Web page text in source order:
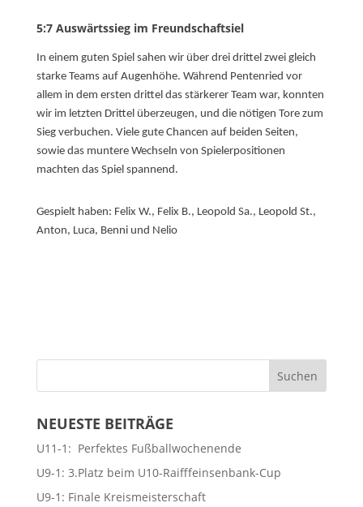
5:7 Auswärtssieg im Freundschaftsiel
In einem guten Spiel sahen wir über drei drittel zwei gleich
starke Teams auf Augenhöhe. Während Pentenried vor
allem in dem ersten drittel das stärkerer Team war, konnten
wir im letzten Drittel überzeugen, und die nötigen Tore zum
Sieg verbuchen. Viele gute Chancen auf beiden Seiten,
sowie das muntere Wechseln von Spielerpositionen
machten das Spiel spannend.
Gespielt haben: Felix W., Felix B., Leopold Sa., Leopold St.,
Anton, Luca, Benni und Nelio
NEUESTE BEITRÄGE
U11-1: Perfektes Fußballwochenende
U9-1: 3.Platz beim U10-Raifffeinsenbank-Cup
U9-1: Finale Kreismeisterschaft